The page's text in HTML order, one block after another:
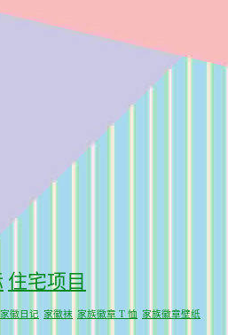
住宅项目
家徽日记 家徽袜 家族徽章 T 恤 家族徽章壁纸